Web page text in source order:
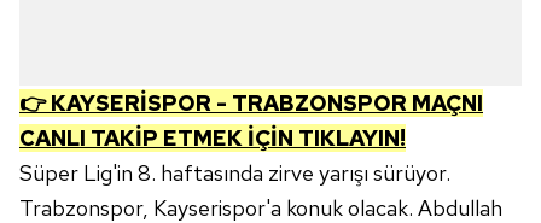
👉KAYSERİSPOR - TRABZONSPOR MAÇNI
CANLI TAKİP ETMEK İÇİN TIKLAYIN!
Süper Lig'in 8. haftasında zirve yarışı sürüyor.
Trabzonspor, Kayserispor'a konuk olacak. Abdullah